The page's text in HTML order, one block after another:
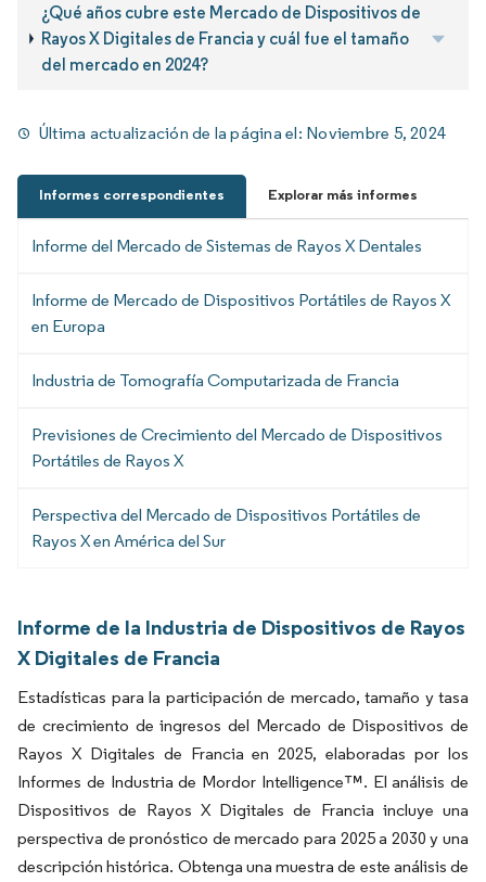
¿Qué años cubre este Mercado de Dispositivos de
Rayos X Digitales de Francia y cuál fue el tamaño
del mercado en 2024?
Última actualización de la página el: Noviembre 5, 2024
Informes correspondientes Explorar más informes
Informe del Mercado de Sistemas de Rayos X Dentales
Informe de Mercado de Dispositivos Portátiles de Rayos X
en Europa
Industria de Tomografía Computarizada de Francia
Previsiones de Crecimiento del Mercado de Dispositivos
Portátiles de Rayos X
Perspectiva del Mercado de Dispositivos Portátiles de
Rayos X en América del Sur
Informe de la Industria de Dispositivos de Rayos
X Digitales de Francia
Estadísticas para la participación de mercado, tamaño y tasa
de crecimiento de ingresos del Mercado de Dispositivos de
Rayos X Digitales de Francia en 2025, elaboradas por los
Informes de Industria de Mordor Intelligence™. El análisis de
Dispositivos de Rayos X Digitales de Francia incluye una
perspectiva de pronóstico de mercado para 2025 a 2030 y una
descripción histórica. Obtenga una muestra de este análisis de